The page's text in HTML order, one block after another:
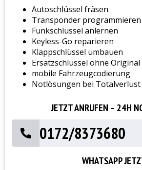
Autoschlüssel fräsen
Transponder programmieren
Funkschlüssel anlernen
Keyless-Go reparieren
Klappschlüssel umbauen
Ersatzschlüssel ohne Original
mobile Fahrzeugcodierung
Notlösungen bei Totalverlust
JETZT ANRUFEN – 24H
0172/8373680
WHATSAPP